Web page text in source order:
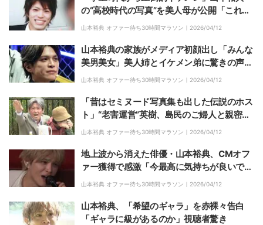
の“高校時代の写真”を美人母が公開「これは
モテる」元カノとの写真も
山本裕典 オファー待ち30時間マラソン｜ 2026/04/12
山本裕典の家族がメディア初顔出し「みんな
美男美女」美人姉とイケメン弟に驚きの声
「弟めっちゃ似てる」
山本裕典 オファー待ち30時間マラソン｜ 2026/04/12
「昔はセミヌード写真集も出した伝説のホス
ト」“老害運営”英樹、島民のご婦人と親密に
「それダメ！ 目の前の方、旦那さんでし
山本裕典 オファー待ち30時間マラソン｜ 2026/04/12
地上波から消えた俳優・山本裕典、CMオフ
ァー獲得で感激「今最高に気持ちが良いで
す！よいしょー！！」
山本裕典 オファー待ち30時間マラソン｜ 2026/04/12
山本裕典、「希望のギャラ」を赤裸々告白
「ギャラに級があるのか」視聴者驚き